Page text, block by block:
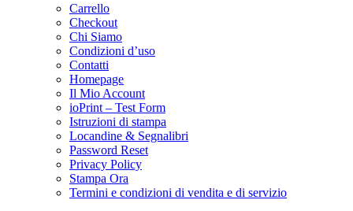
Carrello
Checkout
Chi Siamo
Condizioni d’uso
Contatti
Homepage
Il Mio Account
ioPrint – Test Form
Istruzioni di stampa
Locandine & Segnalibri
Password Reset
Privacy Policy
Stampa Ora
Termini e condizioni di vendita e di servizio